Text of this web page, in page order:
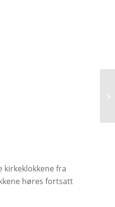
kirkeklokkene fra
høres fortsatt